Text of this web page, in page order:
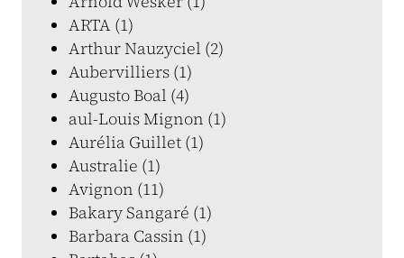
ARTA (1)
Arthur Nauzyciel (2)
Aubervilliers (1)
Augusto Boal (4)
aul-Louis Mignon (1)
Aurélia Guillet (1)
Australie (1)
Avignon (11)
Bakary Sangaré (1)
Barbara Cassin (1)